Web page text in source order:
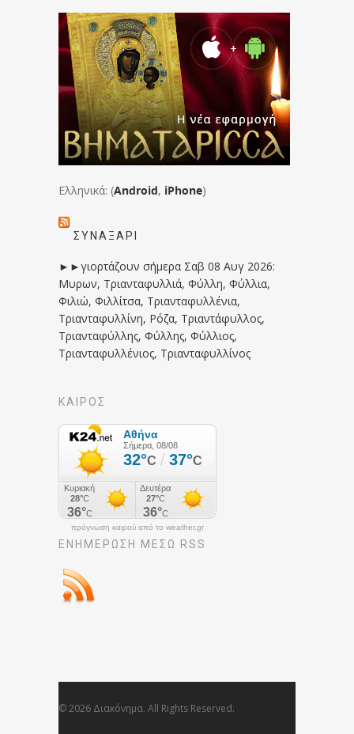
Ελληνικά: (Android, iPhone)
ΣΥΝΑΞΆΡΙ
►►γιορτάζουν σήμερα Σαβ 08 Αυγ 2026:
Μυρων, Τριανταφυλλιά, Φύλλη, Φύλλια,
Φιλιώ, Φιλλίτσα, Τριανταφυλλένια,
Τριανταφυλλίνη, Ρόζα, Τριαντάφυλλος,
Τριανταφύλλης, Φύλλης, Φύλλιος,
Τριανταφυλλένιος, Τριανταφυλλίνος
ΚΑΙΡΟΣ
πρόγνωση καιρού από το weather.gr
ΕΝΗΜΈΡΩΣΉ ΜΕΣΩ RSS
© 2026 Διακόνημα. All Rights Reserved.